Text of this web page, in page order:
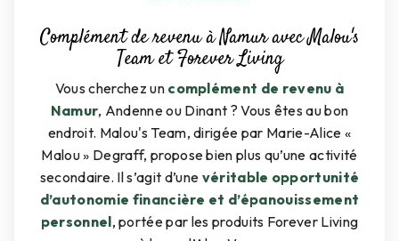
Complément de revenu à Namur avec Malou's
Team et Forever Living
Vous cherchez un complément de revenu à
Namur, Andenne ou Dinant ? Vous êtes au bon
endroit. Malou's Team, dirigée par Marie-Alice «
Malou » Degraff, propose bien plus qu’une activité
secondaire. Il s’agit d’une véritable opportunité
d’autonomie financière et d’épanouissement
personnel, portée par les produits Forever Living